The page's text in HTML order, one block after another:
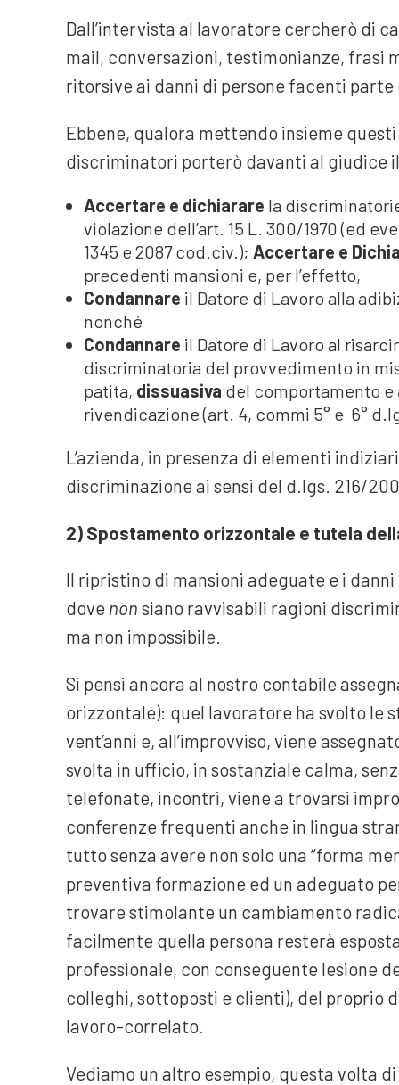
Dall’intervista al lavoratore cercherò di
mail, conversazioni, testimonianze,
ritorsive ai danni di persone facenti parte
Ebbene, qualora mettendo insieme
discriminatori porterò davanti al giudice
Accertare e dichiarare la
violazione dell’art. 15 L. 300/1970 (ed
1345 e 2087 cod.civ.); Accertare e
precedenti mansioni e, per l’effetto,
Condannare il Datore di Lavoro alla
nonché
Condannare il Datore di Lavoro al
discriminatoria del provvedimento in
patita, dissuasiva del comportamento e
rivendicazione (art. 4, commi 5° e 6°
L’azienda, in presenza di elementi
discriminazione ai sensi del d.lgs. 216/
2) Spostamento orizzontale e tutela
Il ripristino di mansioni adeguate e i
dove non siano ravvisabili ragioni
ma non impossibile.
Si pensi ancora al nostro contabile
orizzontale): quel lavoratore ha svolto le
vent’anni e, all’improvviso, viene
svolta in ufficio, in sostanziale calma,
telefonate, incontri, viene a trovarsi
conferenze frequenti anche in lingua
tutto senza avere non solo una “forma
preventiva formazione ed un adeguato
trovare stimolante un cambiamento
facilmente quella persona resterà
professionale, con conseguente lesione
colleghi, sottoposti e clienti), del proprio
lavoro-correlato.
Vediamo un altro esempio, questa volta